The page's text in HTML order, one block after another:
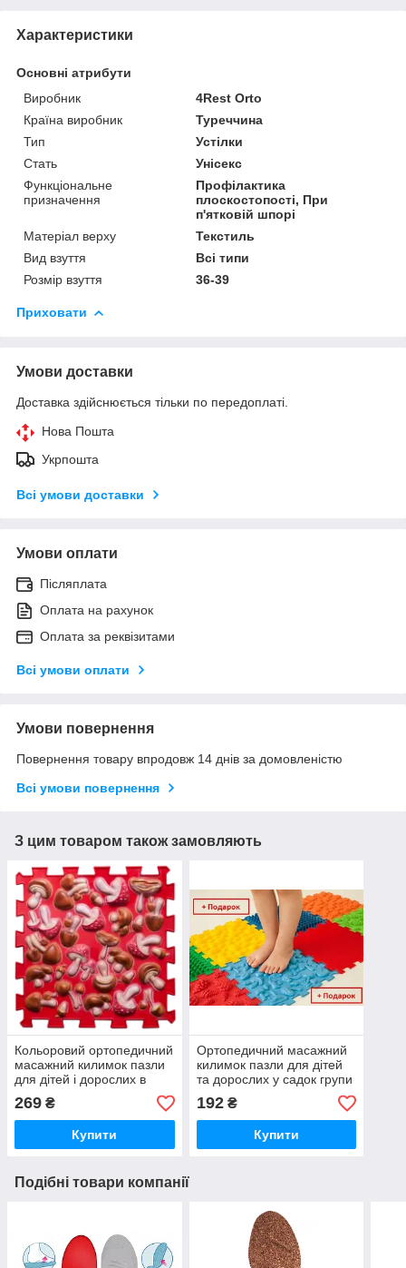
Характеристики
Основні атрибути
Виробник
4Rest Orto
Країна виробник
Туреччина
Тип
Устілки
Стать
Унісекс
Функціональне
призначення
Профілактика
плоскостопості, При
п'ятковій шпорі
Матеріал верху
Текстиль
Вид взуття
Всі типи
Розмір взуття
36-39
Приховати
Умови доставки
Доставка здійснюється тільки по передоплаті.
Нова Пошта
Укрпошта
Всі умови доставки
Умови оплати
Післяплата
Оплата на рахунок
Оплата за реквізитами
Всі умови оплати
Умови повернення
Повернення товару впродовж 14 днів за домовленістю
Всі умови повернення
З цим товаром також замовляють
Кольоровий ортопедичний
масажний килимок пазли
для дітей і дорослих в
садочок групи раннього
розвитку додому Ортек
Ortek
269 ₴
Купити
Ортопедичний масажний
килимок пазли для дітей
та дорослих у садок групи
раннього розвитку додому
Ортек Ortek
192₴
Купити
Подібні товари компанії